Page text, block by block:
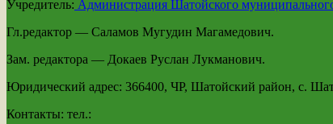
Учредитель: Администрация Шатойского
Гл.редактор — Саламов Мугудин Магамедович.
Зам. редактора — Докаев Руслан Лукманович.
Юридический адрес: 366400, ЧР, Шатойский район, с.
Контакты: тел.: